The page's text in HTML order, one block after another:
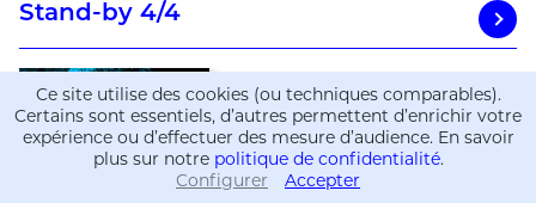
Informations
Informations
Stand-by 4/4
Ce site utilise des cookies (ou techniques comparables).
Certains sont essentiels, d’autres permettent d’enrichir votre
expérience ou d’effectuer des mesure d’audience. En savoir
plus sur notre politique de confidentialité.
Configurer
Accepter